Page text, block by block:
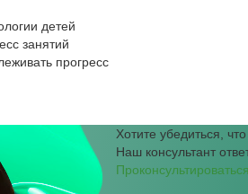
детей
занятий
прогресс
Хотите убедиться,
Наш консультант